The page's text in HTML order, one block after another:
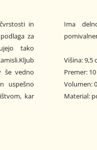
in
za
tako
še vedno
uspešno
kar
Ima
Višina: 9,5
Premer:
Volumen:
Material: